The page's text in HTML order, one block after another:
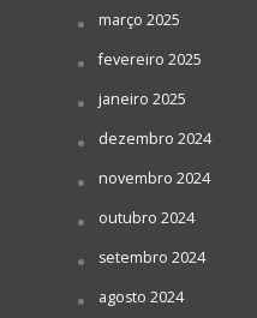
março 2025
fevereiro 2025
janeiro 2025
dezembro 2024
novembro 2024
outubro 2024
setembro 2024
agosto 2024